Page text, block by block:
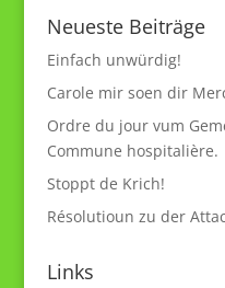
Neueste Beiträge
Einfach unwürdig!
Carole mir soen dir
Ordre du jour vum
Commune hospitalière.
Stoppt de Krich!
Résolutioun zu der
Links